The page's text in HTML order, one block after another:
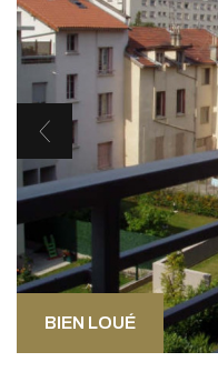
BIEN LOUÉ